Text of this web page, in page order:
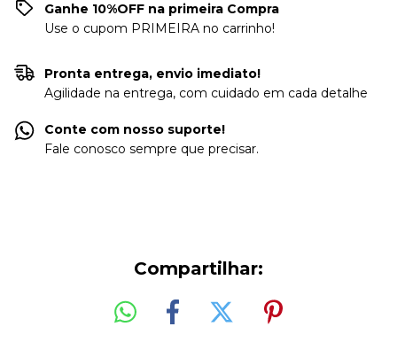
Ganhe 10%OFF na primeira Compra
Use o cupom PRIMEIRA no carrinho!
Pronta entrega, envio imediato!
Agilidade na entrega, com cuidado em cada detalhe
Conte com nosso suporte!
Fale conosco sempre que precisar.
Compartilhar: